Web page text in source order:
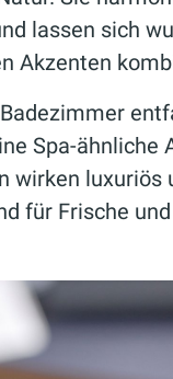
lassen sich
Akzenten
Spa-ähnliche
wirken luxuriös
für Frische